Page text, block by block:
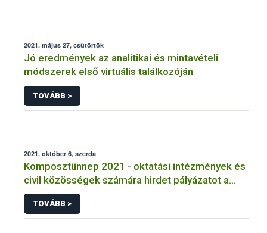
2021. május 27, csütörtök
Jó eredmények az analitikai és mintavételi
módszerek első virtuális találkozóján
TOVÁBB >
2021. október 6, szerda
Komposztünnep 2021 - oktatási intézmények és
civil közösségek számára hirdet pályázatot a
Humusz Szövetség és a Nébih
TOVÁBB >